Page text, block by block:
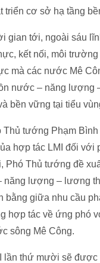
triển cơ sở hạ tầng
gian tới, ngoài sáu
kết nối, môi
mà các nước Mê
nước – năng
bền vững tại tiểu
Thủ tướng Phạm
hợp tác LMI đối
Phó Thủ tướng đề
lượng – lương
bằng giữa nhu cầu
hợp tác về ứng phó
sông Mê Công.
lần thứ mười sẽ